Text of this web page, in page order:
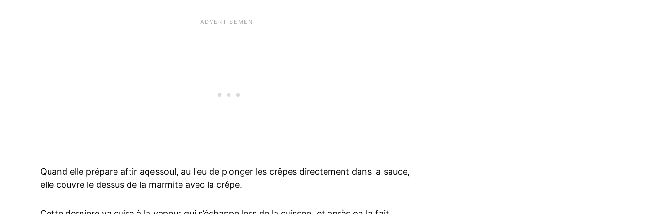
Quand elle prépare aftir aqessoul, au lieu de plonger les crêpes directement dans la sauce,
elle couvre le dessus de la marmite avec la crêpe.